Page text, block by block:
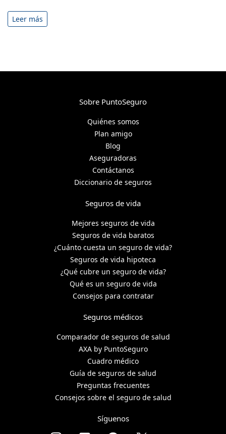
Leer más
Sobre PuntoSeguro
Quiénes somos
Plan amigo
Blog
Aseguradoras
Contáctanos
Diccionario de seguros
Seguros de vida
Mejores seguros de vida
Seguros de vida baratos
¿Cuánto cuesta un seguro de vida?
Seguros de vida hipoteca
¿Qué cubre un seguro de vida?
Qué es un seguro de vida
Consejos para contratar
Seguros médicos
Comparador de seguros de salud
AXA by PuntoSeguro
Cuadro médico
Guía de seguros de salud
Preguntas frecuentes
Consejos sobre el seguro de salud
Síguenos